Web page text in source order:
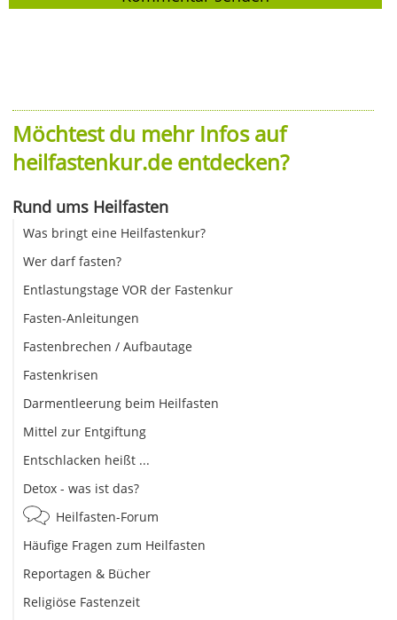
Möchtest du mehr Infos auf
heilfastenkur.de entdecken?
Rund ums Heilfasten
Was bringt eine Heilfastenkur?
Wer darf fasten?
Entlastungstage VOR der Fastenkur
Fasten-Anleitungen
Fastenbrechen / Aufbautage
Fastenkrisen
Darmentleerung beim Heilfasten
Mittel zur Entgiftung
Entschlacken heißt ...
Detox - was ist das?
Heilfasten-Forum
Häufige Fragen zum Heilfasten
Reportagen & Bücher
Religiöse Fastenzeit